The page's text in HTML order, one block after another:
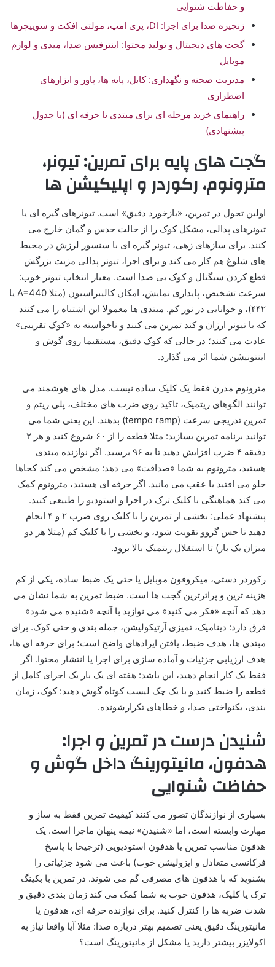
و حفاظت شنوایی
زنجیره صدا برای اجرا: DI، پری امپ، مولتی افکت و سوییچرها
گجت های دیجیتال و تولید محتوا: اینترفیس صدا، میدی و لوازم
موبایل
مدیریت صحنه و نگهداری: کابل، پایه ها، پاور و ابزارهای
اضطراری
راهنمای خرید مرحله ای برای مبتدی تا حرفه ای (با جدول
پیشنهادی)
گجت های پایه برای تمرین: تیونر،
مترونوم، رکوردر و اپلیکیشن ها
اولین تحول در تمرین، «بازخورد دقیق» است. تیونرهای گیره ای یا
تیونرهای پدالی، مشکل کوک را از حالت حدس و گمان خارج می
کنند. برای سازهای زهی، تیونر گیره ای با سنسور لرزش در محیط
های شلوغ هم کار می کند و برای اجرا، تیونر پدالی مزیت بزرگش
قطع کردن سیگنال و کوک بی صدا است. معیار انتخاب تیونر خوب:
سرعت تشخیص، پایداری نمایش، امکان کالیبراسیون (مثلا A=440 یا
۴۴۲)، و خوانایی در نور کم. مبتدی ها معمولا این اشتباه را می کنند
که با تیونر ارزان و کند تمرین می کنند و ناخواسته به «کوک تقریبی»
عادت می کنند؛ در حالی که کوک دقیق، مستقیما روی گوش و
اینتونیشن شما اثر می گذارد.
مترونوم مدرن فقط یک کلیک ساده نیست. مدل های هوشمند می
توانند الگوهای ریتمیک، تاکید روی ضرب های مختلف، پلی ریتم و
تمرین تدریجی سرعت (tempo ramp) بدهند. این یعنی شما می
توانید برنامه تمرین بسازید: مثلا قطعه را از ۶۰ شروع کنید و هر ۲
دقیقه ۴ ضرب افزایش دهید تا به ۹۶ برسید. اگر نوازنده مبتدی
هستید، مترونوم به شما «صداقت» می دهد: مشخص می کند کجاها
جلو می افتید یا عقب می مانید. اگر حرفه ای هستید، مترونوم کمک
می کند هماهنگی با کلیک ترک در اجرا و استودیو را طبیعی کنید.
پیشنهاد عملی: بخشی از تمرین را با کلیک روی ضرب ۲ و ۴ انجام
دهید تا حس گروو تقویت شود، و بخشی را با کلیک کم (مثلا هر دو
میزان یک بار) تا استقلال ریتمیک بالا برود.
رکوردر دستی، میکروفون موبایل یا حتی یک ضبط ساده، یکی از کم
هزینه ترین و پراثرترین گجت ها است. ضبط تمرین به شما نشان می
دهد که آنچه «فکر می کنید» می نوازید با آنچه «شنیده می شود»
فرق دارد: دینامیک، تمیزی آرتیکولیشن، جمله بندی و حتی کوک. برای
مبتدی ها، هدف ضبط، یافتن ایرادهای واضح است؛ برای حرفه ای ها،
هدف ارزیابی جزئیات و آماده سازی برای اجرا یا انتشار محتوا. اگر
فقط یک کار انجام دهید، این باشد: هفته ای یک بار یک اجرای کامل از
قطعه را ضبط کنید و با یک چک لیست کوتاه گوش دهید: کوک، زمان
بندی، یکنواختی صدا، و خطاهای تکرارشونده.
شنیدن درست در تمرین و اجرا:
هدفون، مانیتورینگ داخل گوش و
حفاظت شنوایی
بسیاری از نوازندگان تصور می کنند کیفیت تمرین فقط به ساز و
مهارت وابسته است، اما «شنیدن» نیمه پنهان ماجرا است. یک
هدفون مناسب تمرین یا هدفون استودیویی (ترجیحا با پاسخ
فرکانسی متعادل و ایزولیشن خوب) باعث می شود جزئیاتی را
بشنوید که با هدفون های مصرفی گم می شوند. در تمرین با بکینگ
ترک یا کلیک، هدفون خوب به شما کمک می کند زمان بندی دقیق و
شدت ضربه ها را کنترل کنید. برای نوازنده حرفه ای، هدفون یا
مانیتورینگ دقیق یعنی تصمیم بهتر درباره صدا: مثلا آیا واقعا نیاز به
اکولایزر بیشتر دارید یا مشکل از مانیتورینگ است؟